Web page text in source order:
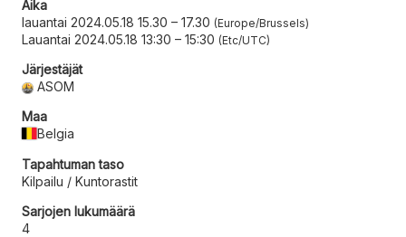
Aika
lauantai 2024.05.18 15.30 – 17.30 Europe/Brussels
Lauantai 2024.05.18 13:30 – 15:30 Etc/UTC
Järjestäjät
ASOM
Maa
Belgia
Tapahtuman taso
Kilpailu / Kuntorastit
Sarjojen lukumäärä
4